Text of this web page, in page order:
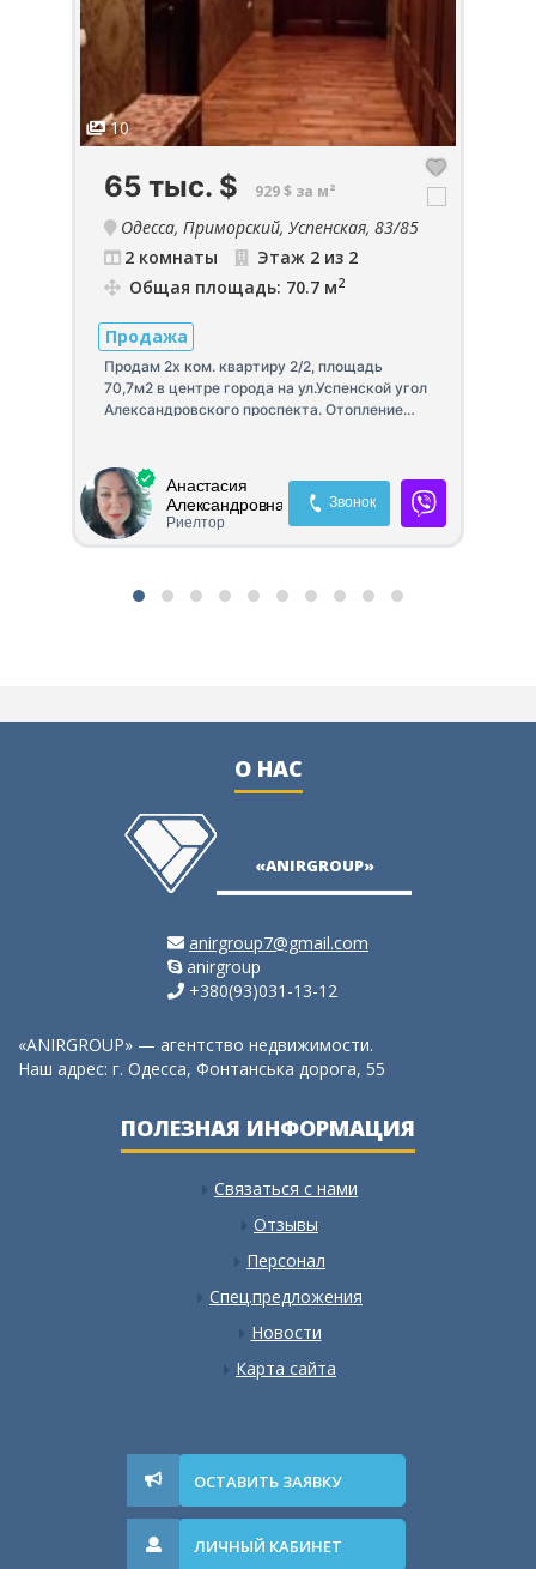
10
65 тыс. $ 929 $ за м²
Одесса, Приморский, Успенская, 83/85
2 комнаты
Этаж 2 из 2
Общая площадь: 70.7 м2
Продажа
Продам 2х ком. квартиру 2/2, площадь
70,7м2 в центре города на ул.Успенской угол
Александровского проспекта. Отопление
парадная на кодовом замке. Квартира
дворовая, тихая и уютная!
Анастасия
Александровна
Риелтор
Звонок
О НАС
«ANIRGROUP»
anirgroup7@gmail.com
anirgroup
+380(93)031-13-12
«ANIRGROUP» — агентство недвижимости.
Наш адрес: г. Одесса, Фонтанська дорога, 55
ПОЛЕЗНАЯ ИНФОРМАЦИЯ
Связаться с нами
Отзывы
Персонал
Спец.предложения
Новости
Карта сайта
ОСТАВИТЬ ЗАЯВКУ
ЛИЧНЫЙ КАБИНЕТ